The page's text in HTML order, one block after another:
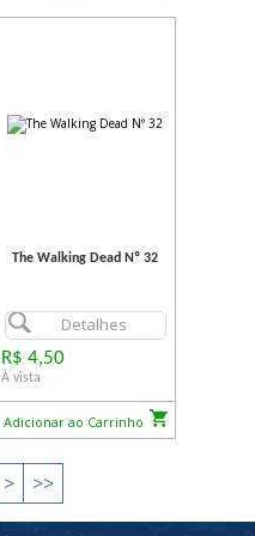
The Walking Dead Nº 32
Detalhes
R$ 4,50
À vista
Adicionar ao Carrinho
> >>